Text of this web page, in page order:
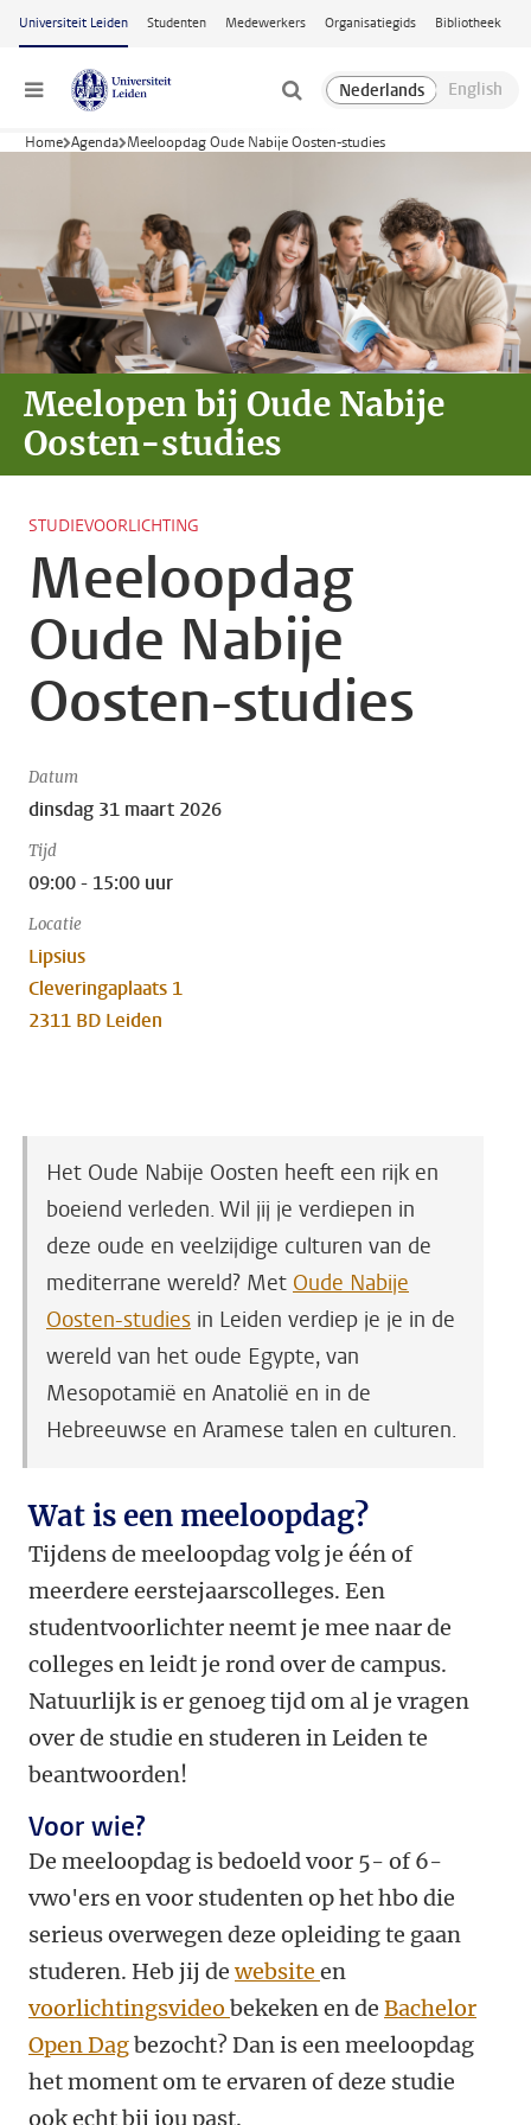
Ga naar hoofdinhoud
Universiteit Leiden Studenten Medewerkers Organisatiegids Bibliotheek
Menu
Home Agenda Meeloopdag Oude Nabije Oosten-studies
Meelopen bij Oude Nabije
Oosten-studies
STUDIEVOORLICHTING
Meeloopdag
Oude Nabije
Oosten-studies
Datum
dinsdag 31 maart 2026
Tijd
09:00 - 15:00 uur
Locatie
Lipsius
Cleveringaplaats 1
2311 BD Leiden
Het Oude Nabije Oosten heeft een rijk en
boeiend verleden. Wil jij je verdiepen in
deze oude en veelzijdige culturen van de
mediterrane wereld? Met Oude Nabije
Oosten-studies in Leiden verdiep je je in de
wereld van het oude Egypte, van
Mesopotamië en Anatolië en in de
Hebreeuwse en Aramese talen en culturen.
Wat is een meeloopdag?
Tijdens de meeloopdag volg je één of
meerdere eerstejaarscolleges. Een
studentvoorlichter neemt je mee naar de
colleges en leidt je rond over de campus.
Natuurlijk is er genoeg tijd om al je vragen
over de studie en studeren in Leiden te
beantwoorden!
Voor wie?
De meeloopdag is bedoeld voor 5- of 6-
vwo'ers en voor studenten op het hbo die
serieus overwegen deze opleiding te gaan
studeren. Heb jij dewebsite en
voorlichtingsvideo bekeken en de Bachelor
Open Dagbezocht? Dan is een meeloopdag
het moment om te ervaren of deze studie
ook echt bij jou past.